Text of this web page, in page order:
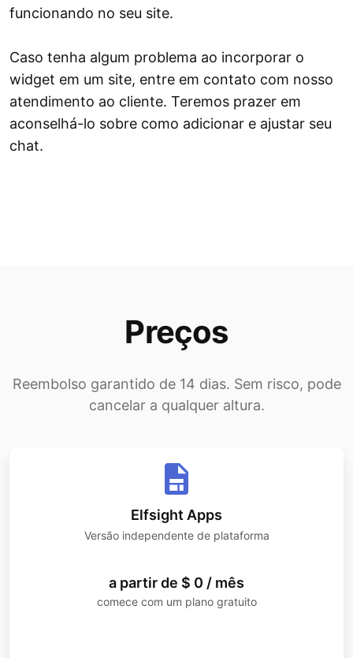
funcionando no seu site.
Caso tenha algum problema ao incorporar o
widget em um site, entre em contato com nosso
atendimento ao cliente. Teremos prazer em
aconselhá-lo sobre como adicionar e ajustar seu
chat.
Preços
Reembolso garantido de 14 dias. Sem risco, pode
cancelar a qualquer altura.
Elfsight Apps
Versão independente de plataforma
a partir de $ 0 / mês
comece com um plano gratuito